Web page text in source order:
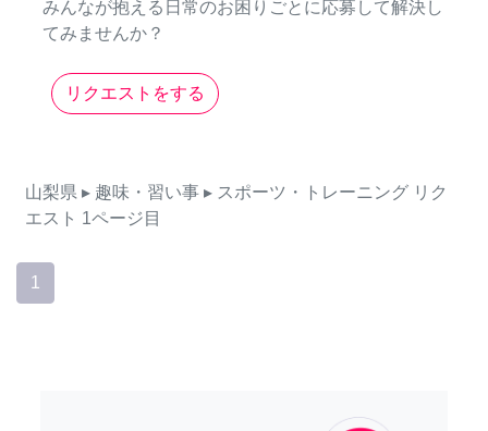
みんなが抱える日常のお困りごとに応募して解決し
てみませんか？
リクエストをする
山梨県 ▸ 趣味・習い事 ▸ スポーツ・トレーニング リク
エスト 1ページ目
1